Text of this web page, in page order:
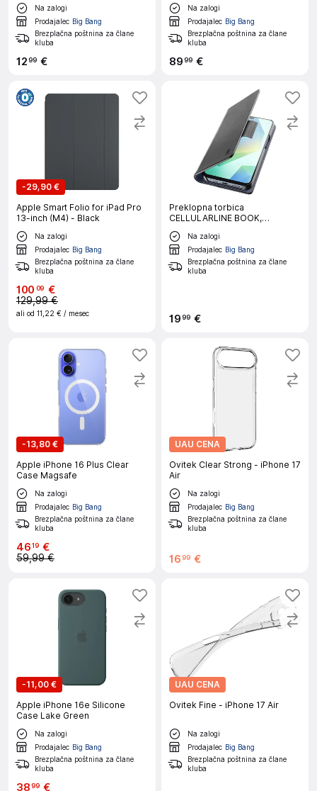
Na zalogi
Prodajalec Big Bang
Brezplačna poštnina za člane
kluba
1299 €
Na zalogi
Prodajalec Big Bang
Brezplačna poštnina za člane
kluba
8999 €
-29,90 €
Apple Smart Folio for iPad Pro
13-inch (M4) - Black
Na zalogi
Prodajalec Big Bang
Brezplačna poštnina za člane
kluba
100 09 €
129,99 €
ali od 11,22 € / mesec
Preklopna torbica
CELLULARLINE BOOK,
Samsung Galaxy A17 / A17 5G,
črna
Na zalogi
Prodajalec Big Bang
Brezplačna poštnina za člane
kluba
1999 €
-13,80 €
Apple iPhone 16 Plus Clear
Case Magsafe
Na zalogi
Prodajalec Big Bang
Brezplačna poštnina za člane
kluba
4619 €
59,99 €
UAU CENA
Ovitek Clear Strong - iPhone 17
Air
Na zalogi
Prodajalec Big Bang
Brezplačna poštnina za člane
kluba
16 99 €
-11,00 €
Apple iPhone 16e Silicone
Case Lake Green
Na zalogi
Prodajalec Big Bang
Brezplačna poštnina za člane
kluba
3899 €
UAU CENA
Ovitek Fine - iPhone 17 Air
Na zalogi
Prodajalec Big Bang
Brezplačna poštnina za člane
kluba